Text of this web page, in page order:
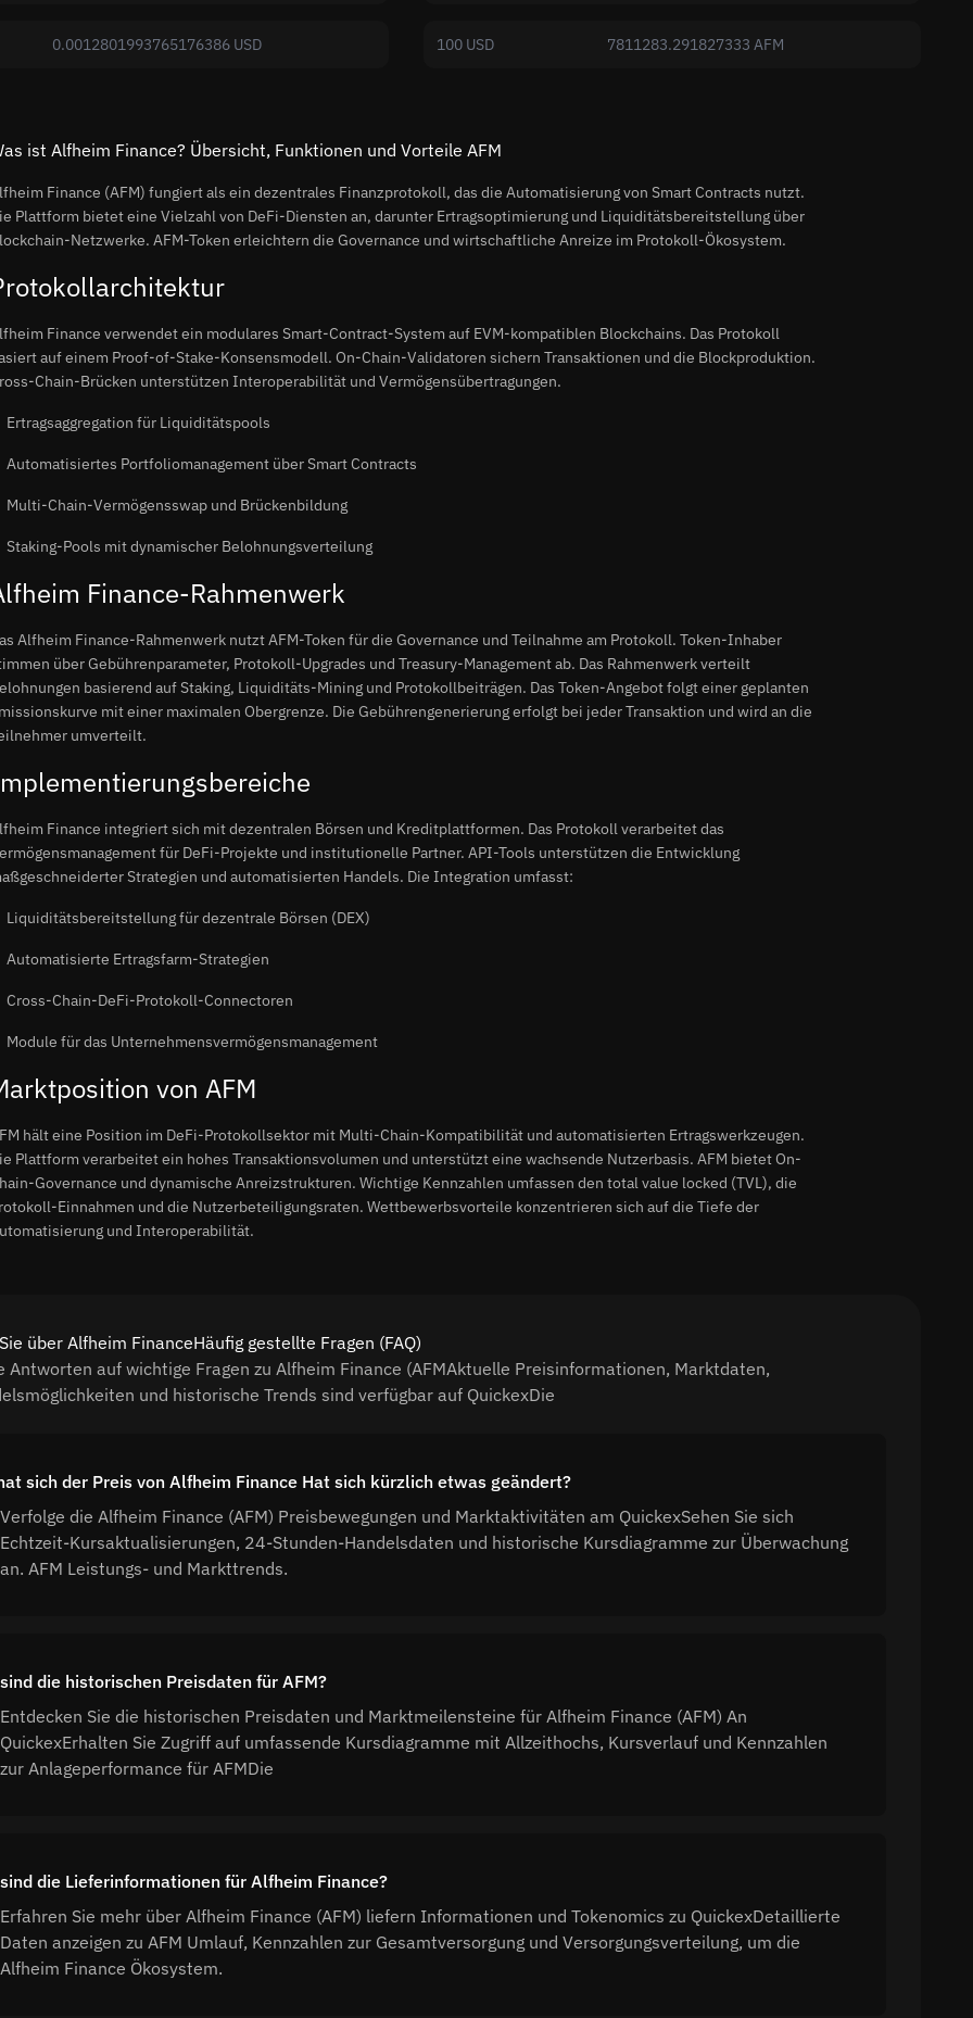
0.0012801993765176386 USD 100 USD 7811283.291827333 AFM
ist Alfheim Finance? Übersicht, Funktionen und Vorteile AFM
Finance (AFM) fungiert als ein dezentrales Finanzprotokoll, das die Automatisierung von Smart Contracts nutzt.
Plattform bietet eine Vielzahl von DeFi-Diensten an, darunter Ertragsoptimierung und Liquiditätsbereitstellung über
Netzwerke. AFM-Token erleichtern die Governance und wirtschaftliche Anreize im Protokoll-Ökosystem.
Finance verwendet ein modulares Smart-Contract-System auf EVM-kompatiblen Blockchains. Das Protokoll
auf einem Proof-of-Stake-Konsensmodell. On-Chain-Validatoren sichern Transaktionen und die Blockproduktion.
Chain-Brücken unterstützen Interoperabilität und Vermögensübertragungen.
Ertragsaggregation für Liquiditätspools
Automatisiertes Portfoliomanagement über Smart Contracts
Multi-Chain-Vermögensswap und Brückenbildung
Staking-Pools mit dynamischer Belohnungsverteilung
Finance-Rahmenwerk
Alfheim Finance-Rahmenwerk nutzt AFM-Token für die Governance und Teilnahme am Protokoll. Token-Inhaber
über Gebührenparameter, Protokoll-Upgrades und Treasury-Management ab. Das Rahmenwerk verteilt
basierend auf Staking, Liquiditäts-Mining und Protokollbeiträgen. Das Token-Angebot folgt einer geplanten
mit einer maximalen Obergrenze. Die Gebührengenerierung erfolgt bei jeder Transaktion und wird an die
umverteilt.
Finance integriert sich mit dezentralen Börsen und Kreditplattformen. Das Protokoll verarbeitet das
für DeFi-Projekte und institutionelle Partner. API-Tools unterstützen die Entwicklung
Strategien und automatisierten Handels. Die Integration umfasst:
Liquiditätsbereitstellung für dezentrale Börsen (DEX)
Automatisierte Ertragsfarm-Strategien
Cross-Chain-DeFi-Protokoll-Connectoren
Module für das Unternehmensvermögensmanagement
von AFM
hält eine Position im DeFi-Protokollsektor mit Multi-Chain-Kompatibilität und automatisierten Ertragswerkzeugen.
Plattform verarbeitet ein hohes Transaktionsvolumen und unterstützt eine wachsende Nutzerbasis. AFM bietet On-
Governance und dynamische Anreizstrukturen. Wichtige Kennzahlen umfassen den total value locked (TVL), die
Einnahmen und die Nutzerbeteiligungsraten. Wettbewerbsvorteile konzentrieren sich auf die Tiefe der
und Interoperabilität.
über Alfheim FinanceHäufig gestellte Fragen (FAQ)
Antworten auf wichtige Fragen zu Alfheim Finance (AFMAktuelle Preisinformationen, Marktdaten,
und historische Trends sind verfügbar auf QuickexDie
sich der Preis von Alfheim Finance Hat sich kürzlich etwas geändert?
Verfolge die Alfheim Finance (AFM) Preisbewegungen und Marktaktivitäten am QuickexSehen Sie sich
Echtzeit-Kursaktualisierungen, 24-Stunden-Handelsdaten und historische Kursdiagramme zur Überwachung
an. AFM Leistungs- und Markttrends.
die historischen Preisdaten für AFM?
Entdecken Sie die historischen Preisdaten und Marktmeilensteine für Alfheim Finance (AFM) An
QuickexErhalten Sie Zugriff auf umfassende Kursdiagramme mit Allzeithochs, Kursverlauf und Kennzahlen
zur Anlageperformance für AFMDie
die Lieferinformationen für Alfheim Finance?
Erfahren Sie mehr über Alfheim Finance (AFM) liefern Informationen und Tokenomics zu QuickexDetaillierte
Daten anzeigen zu AFM Umlauf, Kennzahlen zur Gesamtversorgung und Versorgungsverteilung, um die
Alfheim Finance Ökosystem.